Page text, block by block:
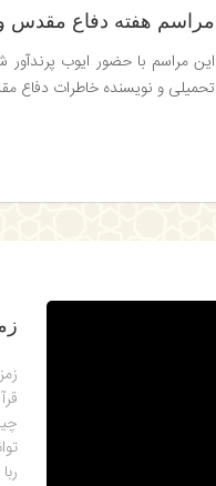
مراسم هفته دفاع مقدس
این مراسم با حضور ایوب پرندآور
تحمیلی و نویسنده خاطرات دفاع